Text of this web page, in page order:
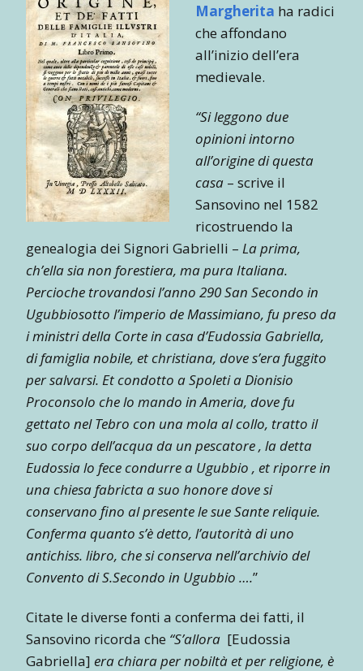
Margherita ha radici
che affondano
all’inizio dell’era
medievale.
“Si leggono due
opinioni intorno
all’origine di questa
casa – scrive il
Sansovino nel 1582
ricostruendo la
genealogia dei Signori Gabrielli – La prima,
ch’ella sia non forestiera, ma pura Italiana.
Percioche trovandosi l’anno 290 San Secondo in
Ugubbiosotto l’imperio de Massimiano, fu preso da
i ministri della Corte in casa d’Eudossia Gabriella,
di famiglia nobile, et christiana, dove s’era fuggito
per salvarsi. Et condotto a Spoleti a Dionisio
Proconsolo che lo mando in Ameria, dove fu
gettato nel Tebro con una mola al collo, tratto il
suo corpo dell’acqua da un pescatore , la detta
Eudossia lo fece condurre a Ugubbio , et riporre in
una chiesa fabricta a suo honore dove si
conservano fino al presente le sue Sante reliquie.
Conferma quanto s’è detto, l’autorità di uno
antichiss. libro, che si conserva nell’archivio del
Convento di S.Secondo in Ugubbio ….”
Citate le diverse fonti a conferma dei fatti, il
Sansovino ricorda che “S’allora [Eudossia
Gabriella] era chiara per nobiltà et per religione, è